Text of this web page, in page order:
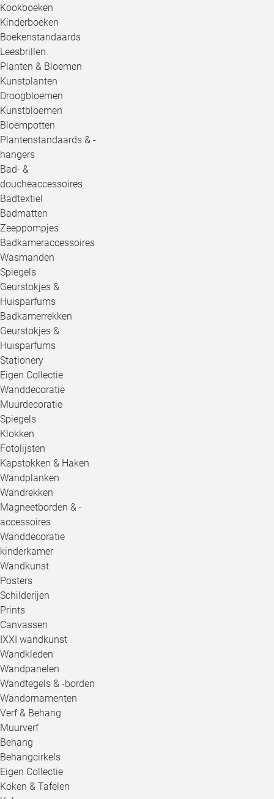
Kookboeken
Kinderboeken
Boekenstandaards
Leesbrillen
Planten & Bloemen
Kunstplanten
Droogbloemen
Kunstbloemen
Bloempotten
Plantenstandaards & -
hangers
Bad- &
doucheaccessoires
Badtextiel
Badmatten
Zeeppompjes
Badkameraccessoires
Wasmanden
Spiegels
Geurstokjes &
Huisparfums
Badkamerrekken
Geurstokjes &
Huisparfums
Stationery
Eigen Collectie
Wanddecoratie
Muurdecoratie
Spiegels
Klokken
Fotolijsten
Kapstokken & Haken
Wandplanken
Wandrekken
Magneetborden & -
accessoires
Wanddecoratie
kinderkamer
Wandkunst
Posters
Schilderijen
Prints
Canvassen
IXXI wandkunst
Wandkleden
Wandpanelen
Wandtegels & -borden
Wandornamenten
Verf & Behang
Muurverf
Behang
Behangcirkels
Eigen Collectie
Koken & Tafelen